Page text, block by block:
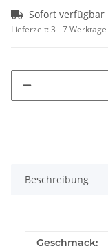
Sofort verfügbar
Lieferzeit:3 - 7 Werktage
Beschreibung
Geschmack: